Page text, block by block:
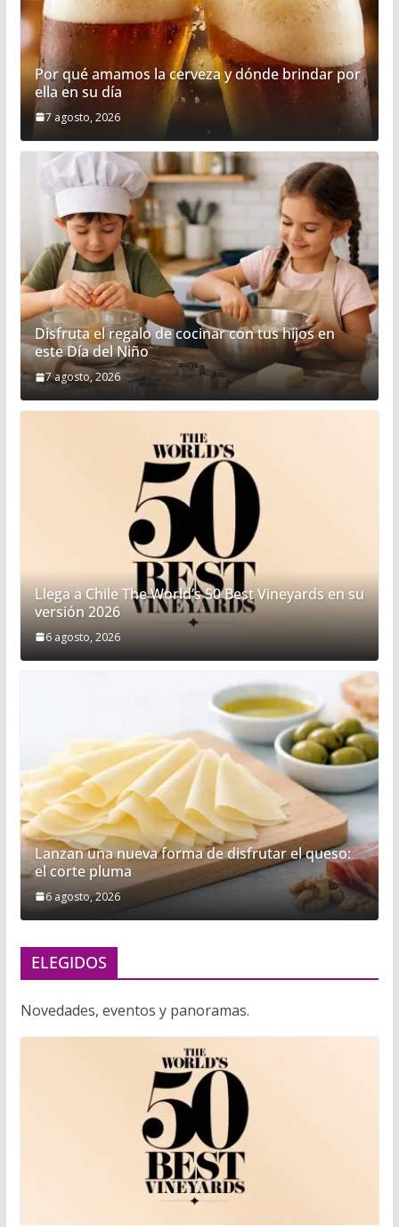
Por qué amamos la cerveza y dónde brindar por
ella en su día
7 agosto, 2026
Disfruta el regalo de cocinar con tus hijos en
este Día del Niño
7 agosto, 2026
Llega a Chile The World’s 50 Best Vineyards en su
versión 2026
6 agosto, 2026
Lanzan una nueva forma de disfrutar el queso:
el corte pluma
6 agosto, 2026
ELEGIDOS
Novedades, eventos y panoramas.
p
p
l
p
a
r
i